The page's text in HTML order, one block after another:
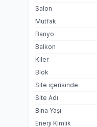
Salon
Mutfak
Banyo
Balkon
Kiler
Blok
Site içerisinde
Site Adı
Bina Yaşı
Enerji Kimlik